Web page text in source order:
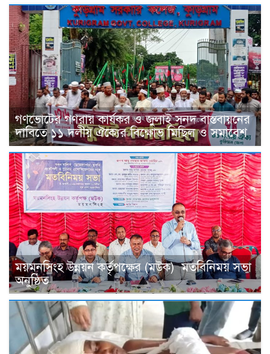
গণভোটের গণরায় কার্যকর ও জুলাই সনদ বাস্তবায়নের
দাবিতে ১১ দলীয় ঐক্যের বিক্ষোভ মিছিল ও সমাবেশ
ময়মনসিংহ উন্নয়ন কর্তৃপক্ষের (মউক) মতবিনিময় সভা
অনুষ্ঠিত